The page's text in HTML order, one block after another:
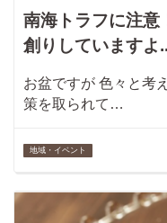
南海トラフに注意
創りしていますよ
お盆ですが 色々と考
策を取られて…
地域・イベント